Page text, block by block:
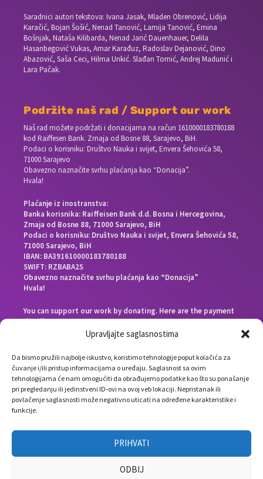
Upravljajte saglasnostima
Da bismo pružili najbolje iskustvo, koristimo tehnologije poput kolačića za
čuvanje i/ili pristup informacijama o uređaju. Saglasnost sa ovim
tehnologijama će nam omogućiti da obrađujemo podatke kao što su ponašanje
pri pregledanju ili jedinstveni ID-ovi na ovoj veb lokaciji. Nepristanak ili
povlačenje saglasnosti može negativno uticati na određene karakteristike i
funkcije.
PRIHVATI
ODBIJ
Saradnici autori tekstova: Ivana Jasak, Mladen Obrenović, Lidija
Karačić, Bojan Šošić, Nenad Tanović, Lamija Tanović, Emina
Bošnjak, Nataša Kilibarda, Nenad Jarić Dauenhauer, Delila
Hasanbegović Vukas, Amar Karađuz, Radoslav Dejanović, Dino
Abazović, Saša Ceci, Hilma Unkić. Slađan Tomić, Andrej Madunić i
Lara Pačak.
Podržite naš rad / Support our work
Naš rad možete podržati i donacijama na račun 1610000183780188
kod Raiffesen Bank. Zmaja od Bosne 88, Sarajevo, BiH.
Podaci o korisniku: Društvo Nauka i svijet, Envera Šehovića 58,
71000 Sarajevo
Obavezno naznačite svrhu plaćanja kao “Donacija”.
Hvala!
Plaćanje iz inostranstva:
Banka korisnika: Raiffeisen Bank d.d. Bosna i Hercegovina,
Zmaja od Bosne 88, 71000 Sarajevo, BiH
Podaci o korisniku: Društvo Nauka i svijet, Envera Šehovića 58,
71000 Sarajevo, BiH
IBAN: BA391610000183780188
SWIFT: RZBABA2S
Obavezno naznačite svrhu plaćanja kao “Donacija”
Hvala!
You can support our work by donating. Here are the payment
details:
Beneficiary bank: Raiffeisen Bank d.d. Bosna i Hercegovina,
End beneficiary: Društvo Nauka i svijet, Envera Šehovića 58,
71000 Sarajevo, Bosnia and Herzegovina
IBAN: BA391610000183780188
SWIFT: RZBABA2S
Please note the payment purpose as “Donation”
Thank you!